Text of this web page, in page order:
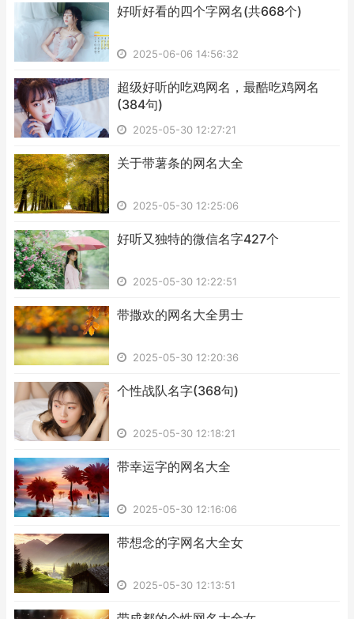
​好听好看的四个字网名(共668个)
2025-06-06 14:56:32
​超级好听的吃鸡网名，最酷吃鸡网名
(384句)
2025-05-30 12:27:21
​关于带薯条的网名大全
2025-05-30 12:25:06
​好听又独特的微信名字427个
2025-05-30 12:22:51
​带撒欢的网名大全男士
2025-05-30 12:20:36
​个性战队名字(368句)
2025-05-30 12:18:21
​带幸运字的网名大全
2025-05-30 12:16:06
​带想念的字网名大全女
2025-05-30 12:13:51